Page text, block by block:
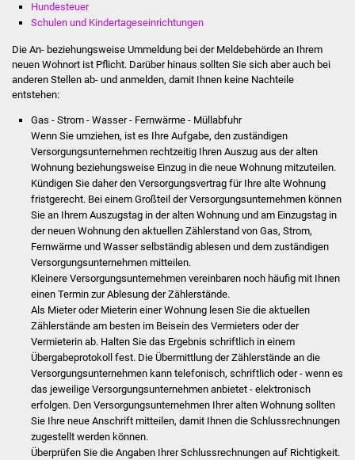
Jugendbeirat
Summerrockfestival
Stadtverwaltung
Ansprechpartner
Behördenwegweiser
Stellenangebote
Kontakt
Veröffentlichungen
Ortsrecht
FNP / Bebauungspläne
Hundesteuer
Schulen und Kindertageseinrichtungen
Die An- beziehungsweise Ummeldung bei der Meldebehörde an Ihrem
neuen Wohnort ist Pflicht. Darüber hinaus sollten Sie sich aber auch bei
anderen Stellen ab- und anmelden, damit Ihnen keine Nachteile
entstehen:
Gas - Strom - Wasser - Fernwärme - Müllabfuhr
Wenn Sie umziehen, ist es Ihre Aufgabe, den zuständigen
Versorgungsunternehmen rechtzeitig Ihren Auszug aus der alten
Wohnung beziehungsweise Einzug in die neue Wohnung mitzuteilen.
Kündigen Sie daher den Versorgungsvertrag für Ihre alte Wohnung
fristgerecht. Bei einem Großteil der Versorgungsunternehmen können
Sie an Ihrem Auszugstag in der alten Wohnung und am Einzugstag in
der neuen Wohnung den aktuellen Zählerstand von Gas, Strom,
Fernwärme und Wasser selbständig ablesen und dem zuständigen
Versorgungsunternehmen mitteilen.
Kleinere Versorgungsunternehmen vereinbaren noch häufig mit Ihnen
einen Termin zur Ablesung der Zählerstände.
Als Mieter oder Mieterin einer Wohnung lesen Sie die aktuellen
Zählerstände am besten im Beisein des Vermieters oder der
Vermieterin ab. Halten Sie das Ergebnis schriftlich in einem
Übergabeprotokoll fest. Die Übermittlung der Zählerstände an die
Versorgungsunternehmen kann telefonisch, schriftlich oder - wenn es
das jeweilige Versorgungsunternehmen anbietet - elektronisch
erfolgen. Den Versorgungsunternehmen Ihrer alten Wohnung sollten
Sie Ihre neue Anschrift mitteilen, damit Ihnen die Schlussrechnungen
zugestellt werden können.
Überprüfen Sie die Angaben Ihrer Schlussrechnungen auf Richtigkeit.